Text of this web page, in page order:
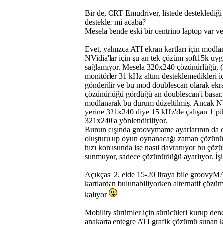
Bir de, CRT Emudriver, listede
destekler mi acaba?
Mesela bende eski bir centrino laptop var
Evet, yalnızca ATI ekran kartları için
NVidia'lar için şu an tek çözüm soft15k
sağlamıyor. Mesela 320x240
monitörler 31 kHz altını desteklemedikleri
gönderilir ve bu mod doublescan olarak
çözünürlüğü gördüğü an doublescan'i
modlanarak bu durum düzeltilmiş. Ancak
yerine 321x240 diye 15 kHz'de çalışan 1-
321x240'a yönlendiriliyor.
Bunun dışında groovymame ayarlarının
oluşturulup oyun oynanacağı zaman
hızı konusunda ise nasıl davranıyor bu
sunmuyor, sadece çözünürlüğü ayarlıyor.
Açıkçası 2. elde 15-20 liraya bile
kartlardan bulunabiliyorken alternatif
kalıyor
Mobility sürümler için sürücüleri kurup
anakarta entegre ATI grafik çözümü sunan